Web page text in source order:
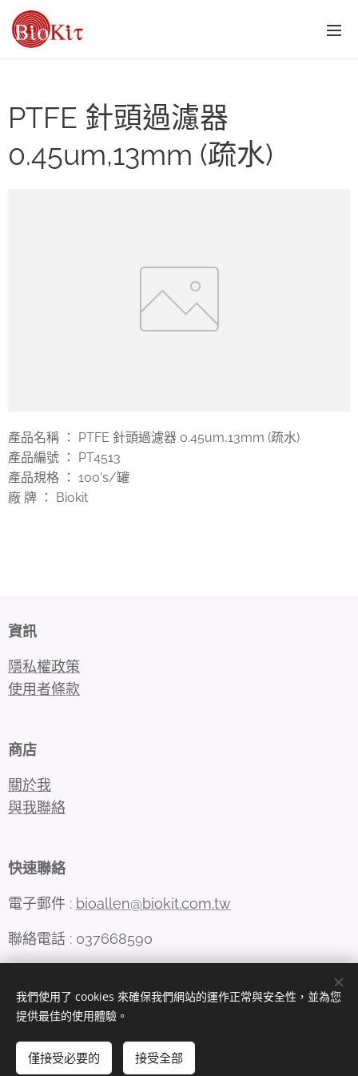
PTFE 針頭過濾器
0.45um,13mm (疏水)
產品名稱 ： PTFE 針頭過濾器 0.45um,13mm (疏水)
產品編號 ： PT4513
產品規格 ： 100's/罐
廠 牌 ： Biokit
資訊
隱私權政策
使用者條款
商店
關於我
與我聯絡
快速聯絡
電子郵件 : bioallen@biokit.com.tw
聯絡電話 : 037668590
語言
English
我們使用了 cookies 來確保我們網站的運作正常與安全性，並為您
提供最佳的使用體驗。
僅接受必要的 接受全部